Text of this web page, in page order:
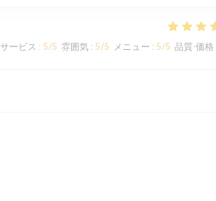
サービス : 5/5 雰囲気 : 5/5 メニュー : 5/5 品質-価格